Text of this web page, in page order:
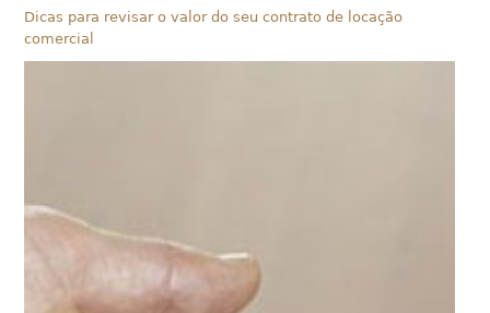
Dicas para revisar o valor do seu contrato de locação
comercial